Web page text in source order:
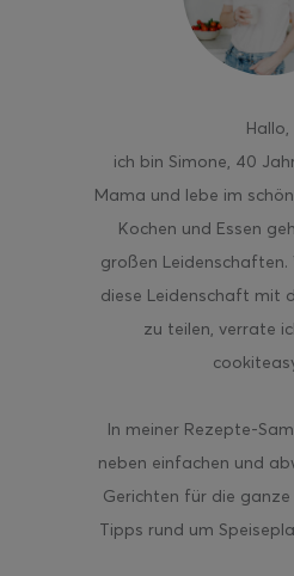
Hallo,
ich bin Simone, 40
Mama und lebe im
Kochen und Essen
großen Leidenschaften.
diese Leidenschaft mit
zu teilen, verrate
In meiner Rezepte-
neben einfachen und
Gerichten für die ganze
Tipps rund um